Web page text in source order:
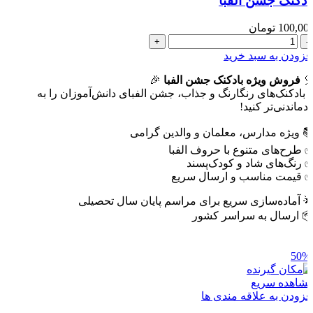
تومان
بادکنک
جشن
عدد
به سبد خرید
فروش ویژه بادکنک جشن الفبا 🎉
بادکنک‌های رنگارنگ و جذاب، جشن الفبای دانش‌آموزان را به
کنید!
ویژه مدارس، معلمان و والدین گرامی
طرح‌های متنوع با حروف الفبا
رنگ‌های شاد و کودک‌پسند
قیمت مناسب و ارسال سریع
آماده‌سازی سریع برای مراسم پایان سال تحصیلی
ارسال به سراسر کشور
سریع
به علاقه مندی ها